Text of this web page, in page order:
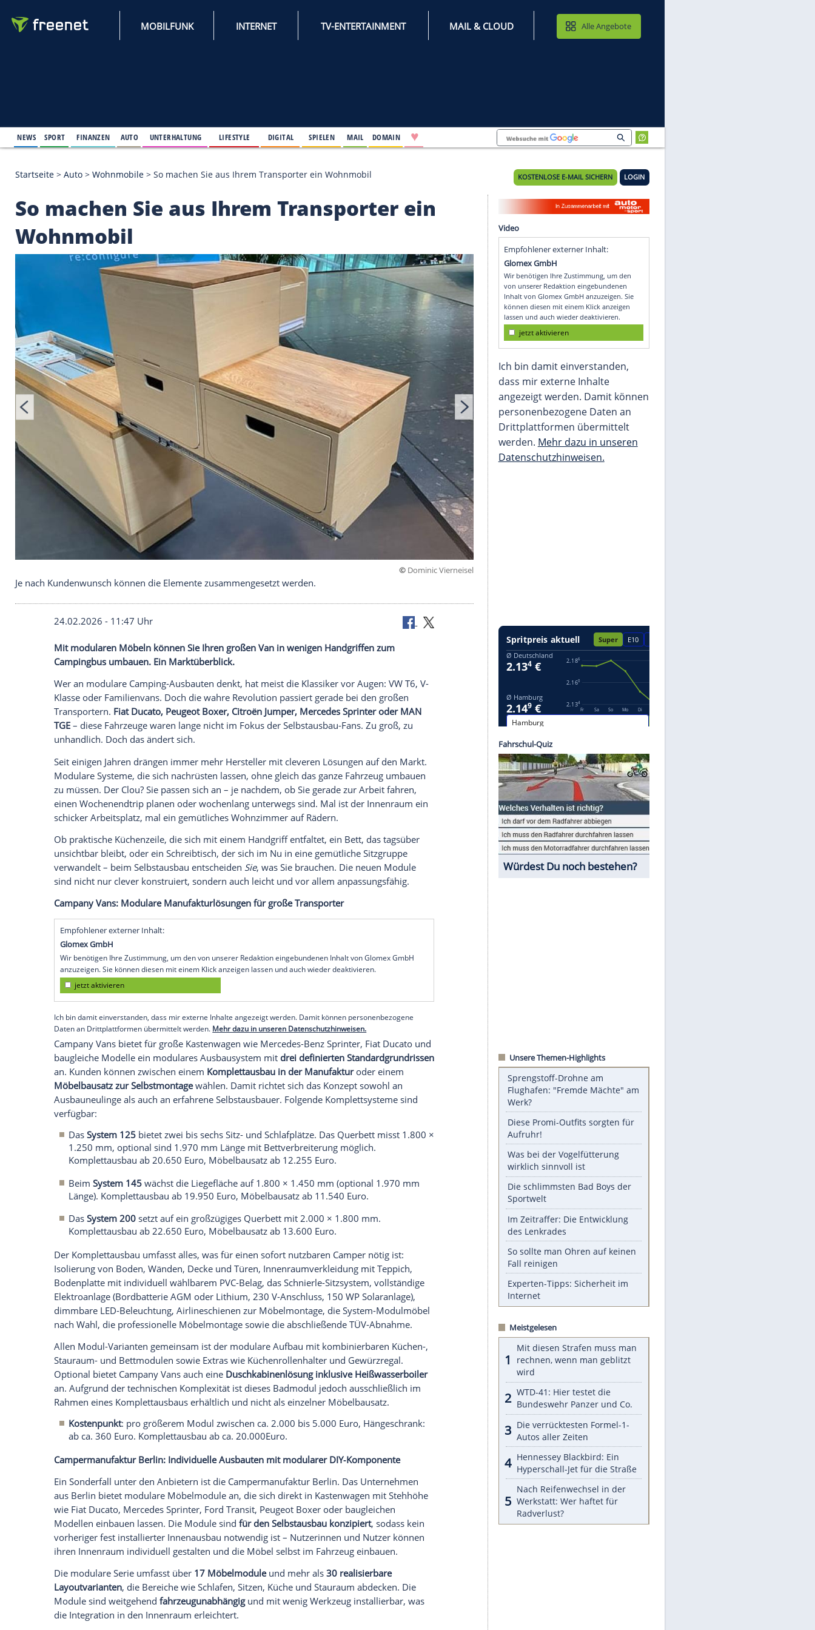
MOBILFUNK INTERNET TV-ENTERTAINMENT MAIL & CLOUD
KOSTENLOSE E-MAIL SICHERN
Startseite >Auto >Wohnmobile > So machen Sie aus Ihrem Transporter ein Wohnmobil
So machen Sie aus Ihrem Transporter ein
Wohnmobil
© Dominic Vierneisel
Je nach Kundenwunsch können die Elemente zusammengesetzt werden.
24.02.2026 - 11:47 Uhr
Mit modularen Möbeln können Sie Ihren großen Van in wenigen Handgriffen zum
Campingbus umbauen. Ein Marktüberblick.
Wer an modulare Camping-Ausbauten denkt, hat meist die Klassiker vor Augen: VW T6, V-
Klasse oder Familienvans. Doch die wahre Revolution passiert gerade bei den großen
Transportern.Fiat Ducato, Peugeot Boxer, Citroën Jumper, Mercedes Sprinter oder MAN
TGE– diese Fahrzeuge waren lange nicht im Fokus der Selbstausbau-Fans. Zu groß, zu
unhandlich. Doch das ändert sich.
Seit einigen Jahren drängen immer mehr Hersteller mit cleveren Lösungen auf den Markt.
Modulare Systeme, die sich nachrüsten lassen, ohne gleich das ganze Fahrzeug umbauen
zu müssen. Der Clou? Sie passen sich an – je nachdem, ob Sie gerade zur Arbeit fahren,
einen Wochenendtrip planen oder wochenlang unterwegs sind. Mal ist der Innenraum ein
schicker Arbeitsplatz, mal ein gemütliches Wohnzimmer auf Rädern.
Ob praktische Küchenzeile, die sich mit einem Handgriff entfaltet, ein Bett, das tagsüber
unsichtbar bleibt, oder ein Schreibtisch, der sich im Nu in eine gemütliche Sitzgruppe
verwandelt – beim Selbstausbau entscheidenSie, was Sie brauchen. Die neuen Module
sind nicht nur clever konstruiert, sondern auch leicht und vor allem anpassungsfähig.
Campany Vans: Modulare Manufakturlösungen für große Transporter
Empfohlener externer Inhalt:
Glomex GmbH
Wir benötigen Ihre Zustimmung, um den von unserer Redaktion eingebundenen Inhalt von Glomex GmbH
anzuzeigen. Sie können diesen mit einem Klick anzeigen lassen und auch wieder deaktivieren.
jetzt aktivieren
Ich bin damit einverstanden, dass mir externe Inhalte angezeigt werden. Damit können personenbezogene
Daten an Drittplattformen übermittelt werden.
Campany Vans bietet für große Kastenwagen wie Mercedes-Benz Sprinter, Fiat Ducato und
baugleiche Modelle ein modulares Ausbausystem mitdrei definierten Standardgrundrissen
an. Kunden können zwischen einemKomplettausbau in der Manufaktur
Möbelbausatz zur Selbstmontagewählen. Damit richtet sich das Konzept sowohl an
Ausbauneulinge als auch an erfahrene Selbstausbauer. Folgende Komplettsysteme sind
verfügbar:
DasSystem 125bietet zwei bis sechs Sitz- und Schlafplätze. Das Querbett misst 1.800 ×
1.250 mm, optional sind 1.970 mm Länge mit Bettverbreiterung möglich.
Komplettausbau ab 20.650 Euro, Möbelbausatz ab 12.255 Euro.
BeimSystem 145wächst die Liegefläche auf 1.800 × 1.450 mm (optional 1.970 mm
Länge). Komplettausbau ab 19.950 Euro, Möbelbausatz ab 11.540 Euro.
DasSystem 200setzt auf ein großzügiges Querbett mit 2.000 × 1.800 mm.
Komplettausbau ab 22.650 Euro, Möbelbausatz ab 13.600 Euro.
Der Komplettausbau umfasst alles, was für einen sofort nutzbaren Camper nötig ist:
Isolierung von Boden, Wänden, Decke und Türen, Innenraumverkleidung mit Teppich,
Bodenplatte mit individuell wählbarem PVC-Belag, das Schnierle-Sitzsystem, vollständige
Elektroanlage (Bordbatterie AGM oder Lithium, 230 V-Anschluss, 150 WP Solaranlage),
dimmbare LED-Beleuchtung, Airlineschienen zur Möbelmontage, die System-Modulmöbel
nach Wahl, die professionelle Möbelmontage sowie die abschließende TÜV-Abnahme.
Allen Modul-Varianten gemeinsam ist der modulare Aufbau mit kombinierbaren Küchen-,
Video
Empfohlener externer Inhalt:
Glomex GmbH
können diesen mit einem Klick anzeigen
lassen und auch wieder deaktivieren.
jetzt aktivieren
Ich bin damit einverstanden,
dass mir externe Inhalte
Unsere Themen-Highlights
Diese Promi-Outfits sorgten für
Aufruhr!
wirklich sinnvoll ist
Die schlimmsten Bad Boys der
Sportwelt
Im Zeitraffer: Die Entwicklung
des Lenkrades
So sollte man Ohren auf keinen
Fall reinigen